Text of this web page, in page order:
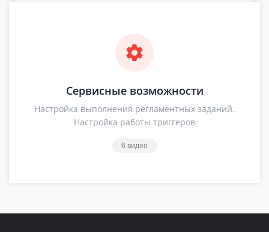
Сервисные возможности
Настройка выполнения регламентных заданий.
Настройка работы триггеров
6 видео